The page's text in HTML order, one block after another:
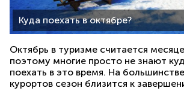
Куда поехать в октябре?
Октябрь в туризме считается
поэтому многие просто не знают
поехать в это время. На
курортов сезон близится к